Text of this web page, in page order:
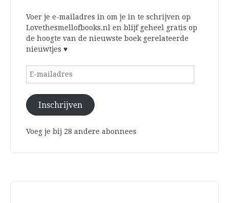
Voer je e-mailadres in om je in te schrijven op
Lovethesmellofbooks.nl en blijf geheel gratis op
de hoogte van de nieuwste boek gerelateerde
nieuwtjes ♥
E-
Inschrijven
Voeg je bij 28 andere abonnees